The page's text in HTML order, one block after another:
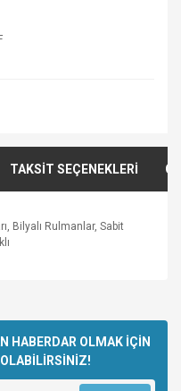
TAKSİT SEÇENEKLERİ
Bilyalı Rulmanlar, Sabit
görüntülenemiyor.
HABERDAR OLMAK İÇİN